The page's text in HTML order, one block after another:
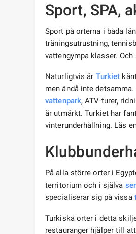
Sport, SPA,
Sport på orterna i båda
träningsutrustning,
vattengympa klasser.
Naturligtvis är Turkiet
men ändå inte
vattenpark, ATV-turer,
är utmärkt. Turkiet har
vinterunderhållning. Läs
På alla större orter i
territorium och i själva
specialiserar sig på vissa
Turkiska orter i detta
restauranger hjälper till